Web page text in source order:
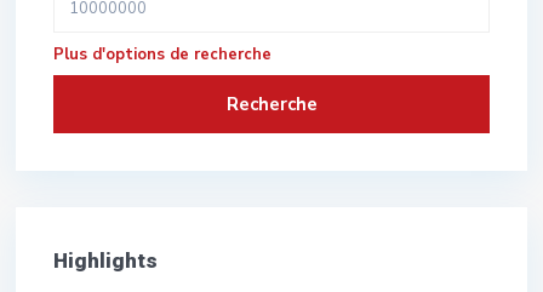
Plus d'options de recherche
Recherche
Highlights